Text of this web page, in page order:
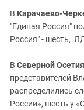
В Карачаево-
"Единая Россия"
Россия" - шесть,
В Северной
представителей
распределились
России», шесть у